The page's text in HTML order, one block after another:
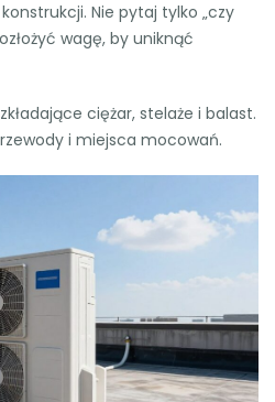
Nie pytaj tylko „czy
wagę, by uniknąć
ciężar, stelaże i balast.
i miejsca mocowań.